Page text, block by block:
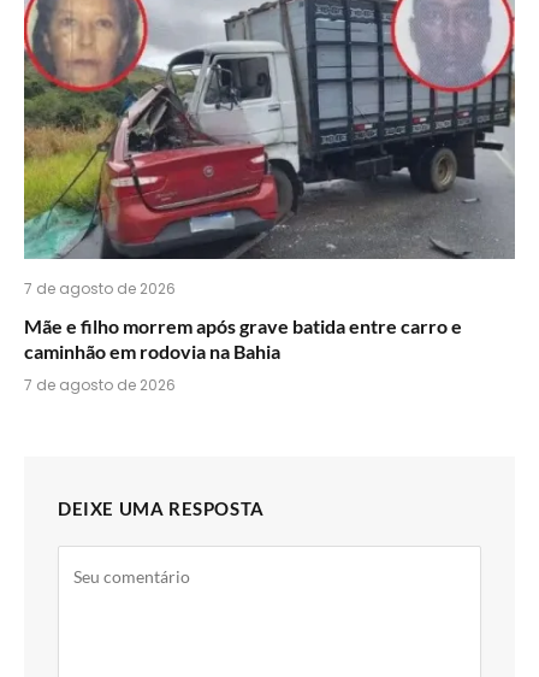
7 de agosto de 2026
Mãe e filho morrem após grave batida entre carro e
caminhão em rodovia na Bahia
7 de agosto de 2026
DEIXE UMA RESPOSTA